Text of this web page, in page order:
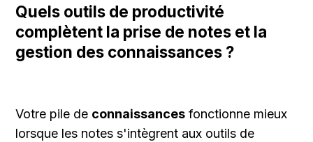
Quels outils de productivité
complètent la prise de notes et la
gestion des connaissances ?
Votre pile de connaissances fonctionne mieux
lorsque les notes s'intègrent aux outils de